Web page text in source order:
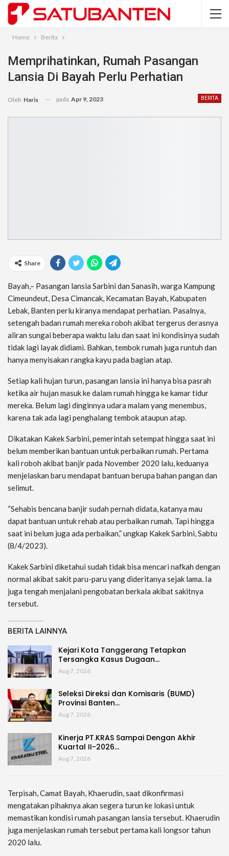
Home Berita
Memprihatinkan, Rumah Pasangan
Lansia Di Bayah Perlu Perhatian
BERITA
Oleh Haris pada Apr 9, 2023
Share
Bayah,– Pasangan lansia Sarbini dan Sanasih, warga Kampung
Cimeundeut, Desa Cimancak, Kecamatan Bayah, Kabupaten
Lebak, Banten perlu kiranya mendapat perhatian. Pasalnya,
setengah badan rumah mereka roboh akibat tergerus derasnya
aliran sungai beberapa waktu lalu dan saat ini kondisinya sudah
tidak lagi layak didiami. Bahkan, tembok rumah juga runtuh dan
hanya menyisakan rangka kayu pada bagian atap.
Setiap kali hujan turun, pasangan lansia ini hanya bisa pasrah
ketika air hujan masuk ke dalam rumah hingga ke kamar tidur
mereka. Belum lagi dinginnya udara malam yang menembus,
karena tak ada lagi penghalang tembok ataupun atap.
Dikatakan Kakek Sarbini, pemerintah setempat hingga saat ini
belum memberikan bantuan untuk perbaikan rumah. Pertama
kali roboh akibat banjir pada November 2020 lalu, keduanya
menjelaskan baru mendapat bantuan berupa bahan pangan dan
selimut.
“Sehabis bencana banjir sudah pernah didata, katanya mau
dapat bantuan untuk rehab atau perbaikan rumah. Tapi hingga
saat ini belum juga ada perbaikan,” ungkap Kakek Sarbini, Sabtu
(8/4/2023).
Kakek Sarbini diketahui sudah tidak bisa mencari nafkah dengan
normal akibat sakit paru-paru yang dideritanya sejak lama. Ia
juga tengah menjalani pengobatan berkala akibat sakitnya
tersebut.
BERITA LAINNYA
Kejari Kota Tanggerang Tetapkan
Tersangka Kasus Dugaan…
Aug 7, 2026
Seleksi Direksi dan Komisaris (BUMD)
Provinsi Banten…
Aug 7, 2026
Kinerja PT.KRAS Sampai Dengan Akhir
Kuartal II-2026…
Aug 7, 2026
Terpisah, Camat Bayah, Khaerudin, saat dikonfirmasi
mengatakan pihaknya akan segera turun ke lokasi untuk
memastikan kondisi rumah pasangan lansia tersebut. Khaerudin
juga menjelaskan rumah tersebut pertama kali longsor tahun
2020 lalu.